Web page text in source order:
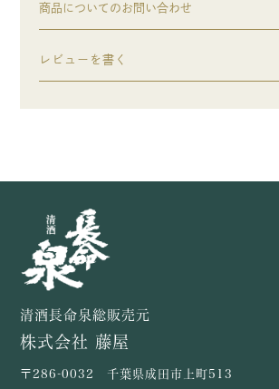
商品についてのお問い合わせ
レビューを書く
清酒長命泉総販売元
株式会社 藤屋
〒286-0032 千葉県成田市上町513